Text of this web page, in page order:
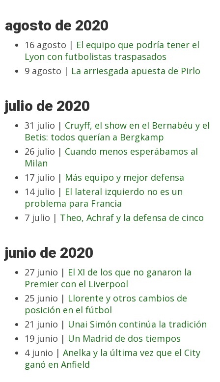
agosto de 2020
16 agosto | El equipo que podría tener el
Lyon con futbolistas traspasados
9 agosto | La arriesgada apuesta de Pirlo
julio de 2020
31 julio | Cruyff, el show en el Bernabéu y el
Betis: todos querían a Bergkamp
26 julio | Cuando menos esperábamos al
Milan
17 julio | Más equipo y mejor defensa
14 julio | El lateral izquierdo no es un
problema para Francia
7 julio | Theo, Achraf y la defensa de cinco
junio de 2020
27 junio | El XI de los que no ganaron la
Premier con el Liverpool
25 junio | Llorente y otros cambios de
posición en el fútbol
21 junio | Unai Simón continúa la tradición
19 junio | Un Madrid de dos tiempos
4 junio | Anelka y la última vez que el City
ganó en Anfield